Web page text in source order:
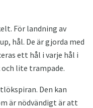
För landning av
hål. De är gjorda med
ett hål i varje hål i
lite trampade.
Den kan
är nödvändigt är att